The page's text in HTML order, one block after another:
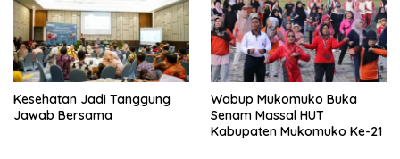
Kesehatan Jadi Tanggung
Jawab Bersama
Wabup Mukomuko Buka
Senam Massal HUT
Kabupaten Mukomuko Ke-21